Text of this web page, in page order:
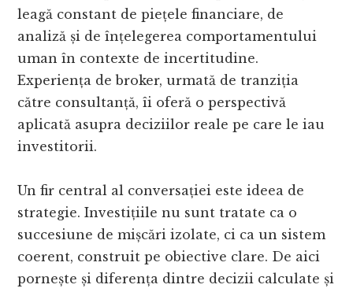
leagă constant de piețele financiare, de
analiză și de înțelegerea comportamentului
uman în contexte de incertitudine.
Experiența de broker, urmată de tranziția
către consultanță, îi oferă o perspectivă
aplicată asupra deciziilor reale pe care le iau
investitorii.
Un fir central al conversației este ideea de
strategie. Investițiile nu sunt tratate ca o
succesiune de mișcări izolate, ci ca un sistem
coerent, construit pe obiective clare. De aici
pornește și diferența dintre decizii calculate și